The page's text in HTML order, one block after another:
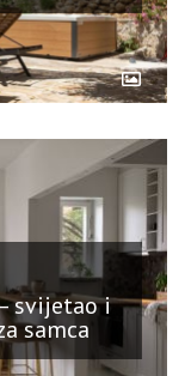
svijetao i
samca